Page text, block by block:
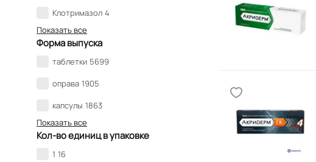
Клотримазол 4
Показать все
Форма выпуска
таблетки 5699
оправа 1905
капсулы 1863
Показать все
Кол-во единиц в упаковке
1 16